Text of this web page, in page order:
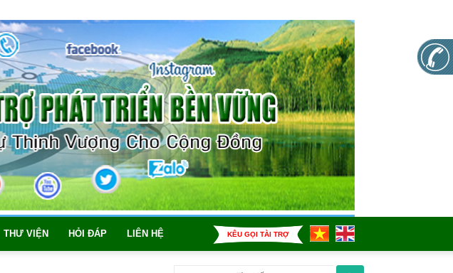
THƯ VIỆN HỎI ĐÁP LIÊN HỆ KÊU GỌI TÀI TRỢ